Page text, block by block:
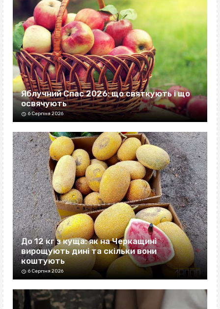
Яблучний Спас 2026: що святкують і що
освячують
6 Серпня 2026
До 12 кг з куща: як на Черкащині
вирощують дині та скільки вони
коштують
6 Серпня 2026